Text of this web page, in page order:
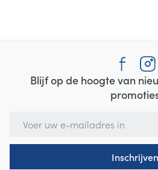
Blijf op de hoogte van
Inschrijven